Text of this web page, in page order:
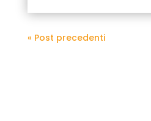
« Post precedenti